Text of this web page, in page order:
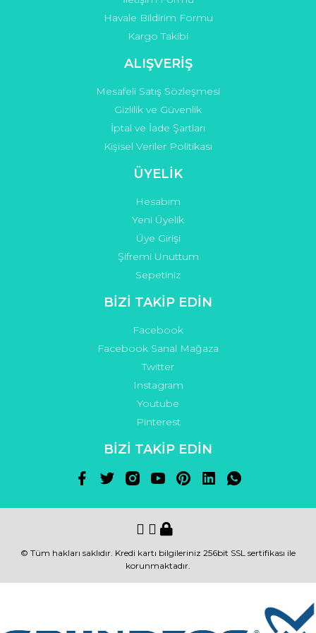
Havale Bildirim Formu
Kargo Takibi
ALIŞVERİŞ
Mesafeli Satış Sözleşmesi
Gizlilik ve Güvenlik
İptal ve İade Şartları
Kişisel Veriler Politikası
ÜYELİK
Hesabım
Yeni Üyelik
Üye Girişi
Şifremi Unuttum
Sepetiniz
BİZİ TAKİP EDİN
Facebook
Facebook Sanal Mağaza
Twitter
Instagram
Youtube
Pinterest
BİZİ TAKİP EDİN
© Tüm hakları saklıdır. Kredi kartı bilgileriniz 256bit SSL sertifikası ile
korunmaktadır.